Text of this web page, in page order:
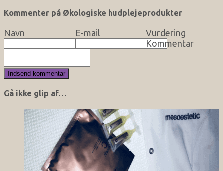
Kommenter på Økologiske hudplejeprodukter
Navn E-mail
Vurdering
Kommentar
Gå ikke glip af…